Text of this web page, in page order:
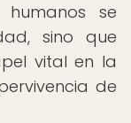
se
sino que
vital en la
de